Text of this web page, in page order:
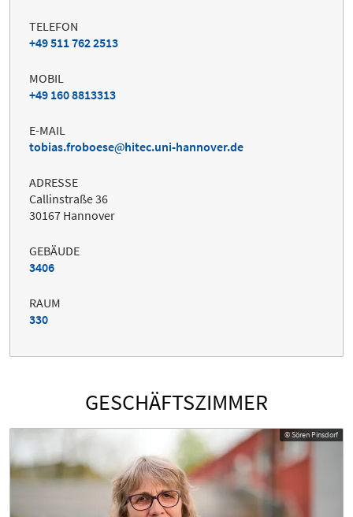
TELEFON
+49 511 762 2513
MOBIL
+49 160 8813313
E-MAIL
tobias.froboese
hitec.uni-hannover.de
ADRESSE
Callinstraße 36
30167 Hannover
GEBÄUDE
3406
RAUM
330
GESCHÄFTSZIMMER
© Sören Pinsdorf